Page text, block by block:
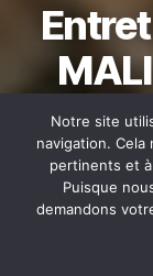
Auteur
de
ParLA
Un
Notre site
navigation.
pertinents et
Puisque
demandons